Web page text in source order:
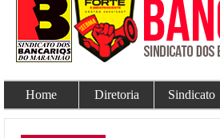
Home Diretoria Sindicato